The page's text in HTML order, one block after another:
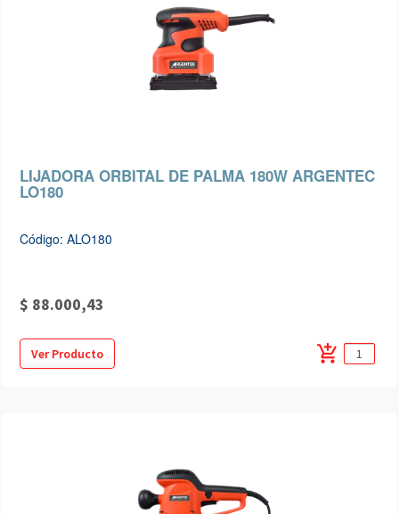
LIJADORA ORBITAL DE PALMA 180W ARGENTEC
LO180
Código: ALO180
$ 88.000,43
Ver Producto add_shopping_cart